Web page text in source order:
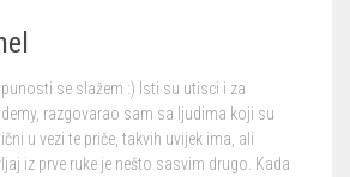
se slažem :) Isti su utisci i za
razgovarao sam sa ljudima koji su
u vezi te priče, takvih uvijek ima, ali
iz prve ruke je nešto sasvim drugo. Kada